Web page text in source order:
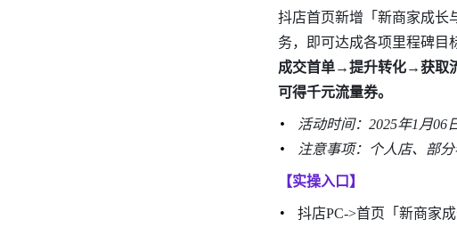
抖店首页新增「新商家成长
务，即可达成各项里程碑目
成交首单→提升转化→获取
可得千元流量券。
活动时间：2025年1月
注意事项：个人店、部
【实操入口】
抖店PC->首页「新商家